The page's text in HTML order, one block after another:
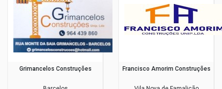
Grimancelos Construções Francisco Amorim Construções